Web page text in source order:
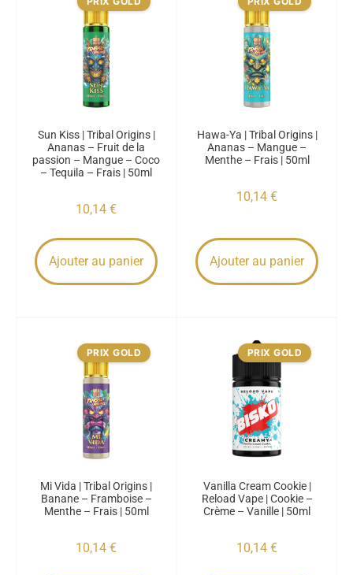
Sun Kiss | Tribal Origins |
Ananas – Fruit de la
passion – Mangue – Coco
– Tequila – Frais | 50ml
10,14 €
Ajouter au panier
Hawa-Ya | Tribal Origins |
Ananas – Mangue –
Menthe – Frais | 50ml
10,14 €
Ajouter au panier
PRIX GOLD
Mi Vida | Tribal Origins |
Banane – Framboise –
Menthe – Frais | 50ml
10,14 €
PRIX GOLD
Vanilla Cream Cookie |
Reload Vape | Cookie –
Crème – Vanille | 50ml
10,14 €